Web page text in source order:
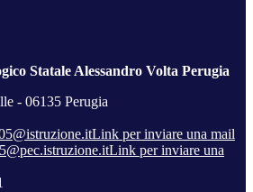
Statale Alessandro Volta Perugia
- 06135 Perugia
Link per inviare una mail
Link per inviare una